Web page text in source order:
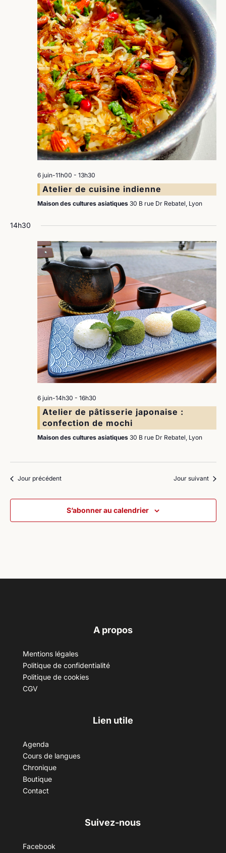
6 juin-11h00 - 13h30
Atelier de cuisine indienne
Maison des cultures asiatiques 30 B rue Dr Rebatel, Lyon
14h30
6 juin-14h30 - 16h30
Atelier de pâtisserie japonaise :
confection de mochi
Maison des cultures asiatiques 30 B rue Dr Rebatel, Lyon
Jour précédent Jour suivant
S’abonner au calendrier
A propos
Mentions légales
Politique de confidentialité
Politique de cookies
CGV
Lien utile
Agenda
Cours de langues
Chronique
Boutique
Contact
Suivez-nous
Facebook